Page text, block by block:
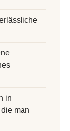
in
man